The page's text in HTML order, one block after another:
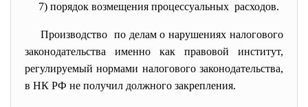
7) порядок возмещения процессуальных расходов.
Производство по делам о нарушениях налогового
законодательства именно как правовой институт,
регулируемый нормами налогового законодательства,
в НК РФ не получил должного закрепления.